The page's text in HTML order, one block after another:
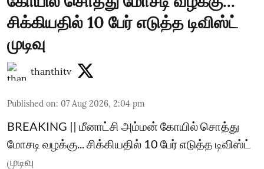
சிக்கியதில் 10 பேர் எடுத்த டிவிஸ்ட்
முடிவு
thanthitv
Published on: 07 Aug 2026, 2:04 pm
BREAKING || மீனாட்சி அம்மன் கோயில் சொத்து
மோசடி வழக்கு... சிக்கியதில் 10 பேர் எடுத்த டிவிஸ்ட்
முடிவு